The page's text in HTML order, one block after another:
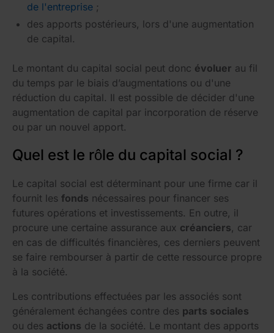
de l'entreprise ;
des apports postérieurs, lors d'une augmentation
de capital.
Le montant du capital social peut donc évoluer au fil
du temps par le biais d’augmentations ou d'une
réduction du capital. Il est possible de décider d'une
augmentation de capital par incorporation de réserve
ou par un nouvel apport.
Quel est le rôle du capital social ?
Le capital social est déterminant pour une firme car il
fournit les fonds nécessaires pour financer ses
futures opérations et investissements. En outre, il
procure une certaine assurance aux créanciers, car
en cas de difficultés financières, ces derniers peuvent
se faire rembourser à partir de cette ressource propre
à la société.
Les contributions effectuées par les associés sont
généralement échangées contre des parts sociales
ou des actions de la société. Le montant des apports